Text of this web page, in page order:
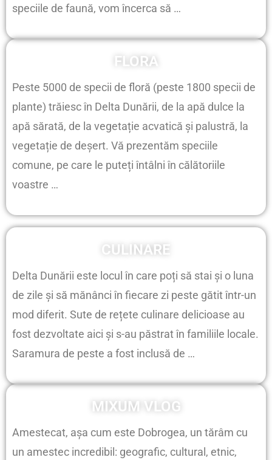
speciile de faună, vom încerca să …
FLORA
Peste 5000 de specii de floră (peste 1800 specii de
plante) trăiesc în Delta Dunării, de la apă dulce la
apă sărată, de la vegetație acvatică și palustră, la
vegetație de deșert. Vă prezentăm speciile
comune, pe care le puteți întâlni în călătoriile
voastre …
CULINARE
Delta Dunării este locul în care poți să stai și o luna
de zile și să mănânci în fiecare zi peste gătit într-un
mod diferit. Sute de rețete culinare delicioase au
fost dezvoltate aici și s-au păstrat în familiile locale.
Saramura de peste a fost inclusă de …
MIXUM VLOG
Amestecat, așa cum este Dobrogea, un tărâm cu
un amestec incredibil: geografic, cultural, etnic,